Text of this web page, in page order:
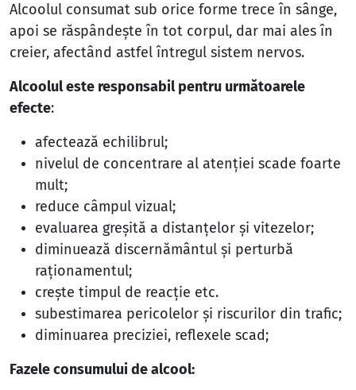
Alcoolul consumat sub orice forme trece în sânge,
apoi se răspândeşte în tot corpul, dar mai ales în
creier, afectând astfel întregul sistem nervos.
Alcoolul este responsabil pentru următoarele
efecte:
afectează echilibrul;
nivelul de concentrare al atenţiei scade foarte
mult;
reduce câmpul vizual;
evaluarea greşită a distanţelor şi vitezelor;
diminuează discernământul şi perturbă
raţionamentul;
creşte timpul de reacţie etc.
subestimarea pericolelor şi riscurilor din trafic;
diminuarea preciziei, reflexele scad;
Fazele consumului de alcool: